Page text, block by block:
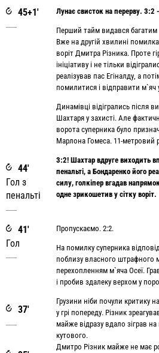
45+1' Лунає свисток на перерву. 3:2
Перший тайм видався багатим
Вже на другій хвилині
воріт Дмитра Різника. Проте
ініціативу і не тільки
реалізував пас Егіналду, а
помилитися і відправити м`яч
Динамівці відігрались після
Шахтаря у захисті. Але
ворота суперника було
Марлона Гомеса. 11-метровий
44'
Гол з
пенальті
3:2! Шахтар вдруге виходить
пенальті, а Бондаренко його
силу, голкіпер вгадав
одне зрикошетив у сітку воріт.
41'
Гол
Пропускаємо. 2:2.
На помилку суперника
поблизу власного штрафного
перехопленням м`яча Осеї.
і пробив здалеку верхом у
37'
Грузини ніби почули критику
у грі попереду. Різник
майже відразу вдало зіграв на
кутового.
Дмитро Різник майже не має